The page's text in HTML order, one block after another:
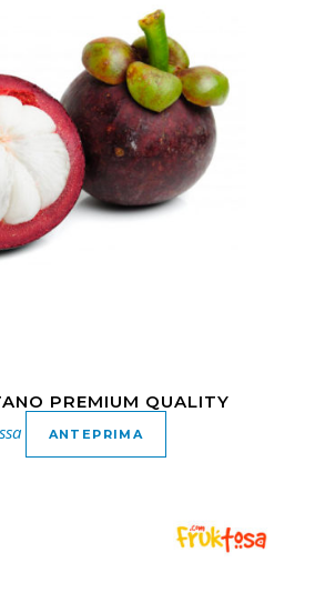
PREMIUM QUALITY
ANTEPRIMA